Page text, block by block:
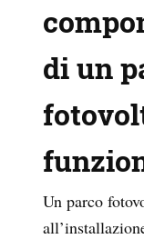
di un
Un parco